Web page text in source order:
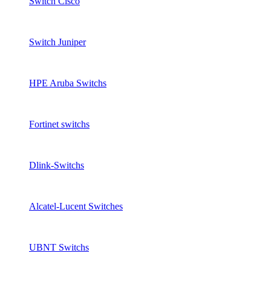
Switch Juniper
HPE Aruba Switchs
Fortinet switchs
Dlink-Switchs
Alcatel-Lucent Switches
UBNT Switchs